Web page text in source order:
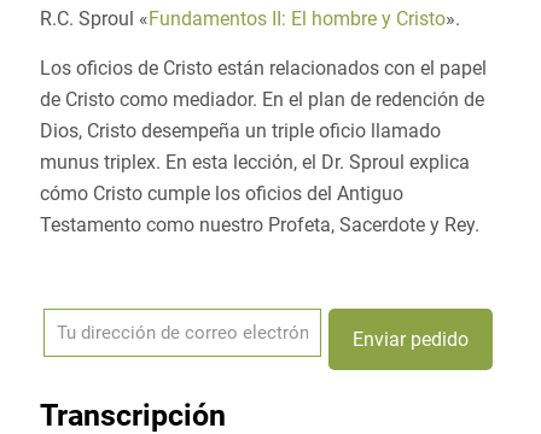
R.C. Sproul «Fundamentos II: El hombre y Cristo».
Los oficios de Cristo están relacionados con el papel
de Cristo como mediador. En el plan de redención de
Dios, Cristo desempeña un triple oficio llamado
munus triplex. En esta lección, el Dr. Sproul explica
cómo Cristo cumple los oficios del Antiguo
Testamento como nuestro Profeta, Sacerdote y Rey.
Transcripción